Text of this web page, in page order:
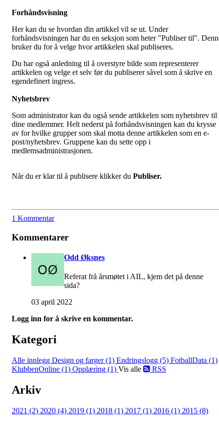
Forhåndsvisning
Her kan du se hvordan din artikkel vil se ut. Under
forhåndsvisningen har du en seksjon som heter "Publiser til".
bruker du for å velge hvor artikkelen skal publiseres.
Du har også anledning til å overstyre bilde som representerer
artikkelen og velge et selv før du publiserer såvel som å skrive en
egendefinert ingress.
Nyhetsbrev
Som administrator kan du også sende artikkelen som nyhetsbrev til
dine medlemmer. Helt nederst på forhåndsvisningen kan du krysse
av for hvilke grupper som skal motta denne artikkelen som en e-
post/nyhetsbrev. Gruppene kan du sette opp i
medlemsadministrasjonen.
Når du er klar til å publisere klikker du Publiser.
1 Kommentar
Kommentarer
Odd Øksnes
Referat frå årsmøtet i AIL, kjem det på denne
sida?
03 april 2022
Logg inn for å skrive en kommentar.
Kategori
Alle innlegg Design og farger (1) Endringslogg (5) FotballData (1)
KlubbenOnline (1) Opplæring (1) Vis alle RSS
Arkiv
2021 (2) 2020 (4) 2019 (1) 2018 (1) 2017 (1) 2016 (1) 2015 (8)